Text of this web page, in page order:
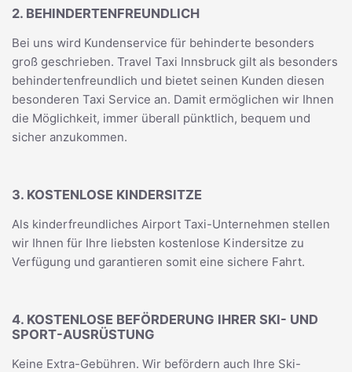
2. BEHINDERTENFREUNDLICH
Bei uns wird Kundenservice für behinderte besonders
groß geschrieben. Travel Taxi Innsbruck gilt als besonders
behindertenfreundlich und bietet seinen Kunden diesen
besonderen Taxi Service an. Damit ermöglichen wir Ihnen
die Möglichkeit, immer überall pünktlich, bequem und
sicher anzukommen.
3. KOSTENLOSE KINDERSITZE
Als kinderfreundliches Airport Taxi-Unternehmen stellen
wir Ihnen für Ihre liebsten kostenlose Kindersitze zu
Verfügung und garantieren somit eine sichere Fahrt.
4. KOSTENLOSE BEFÖRDERUNG IHRER SKI- UND
SPORT-AUSRÜSTUNG
Keine Extra-Gebühren. Wir befördern auch Ihre Ski-